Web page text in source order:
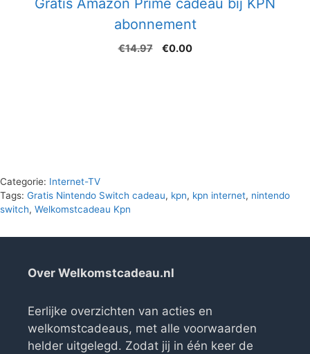
Gratis Amazon Prime cadeau bij KPN
abonnement
€14.97
Oorspronkelijke
€0.00Huidige
Categorie: Internet-TV
Tags: Gratis Nintendo Switch cadeau, kpn, kpn internet, nintendo
switch, Welkomstcadeau Kpn
Over Welkomstcadeau.nl
Eerlijke overzichten van acties en
welkomstcadeaus, met alle voorwaarden
helder uitgelegd. Zodat jij in één keer de